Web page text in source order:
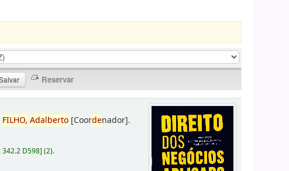
FILHO, Adalberto [Coordenador].
342.2 D598](2).